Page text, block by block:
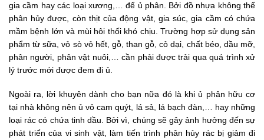
gia cầm hay các loại xương,… để ủ phân. Bởi đồ nhựa không thể
phân hủy được, còn thịt của động vật, gia súc, gia cầm có chứa
mầm bệnh lớn và mùi hôi thối khó chịu. Trường hợp sử dụng sản
phẩm từ sữa, vỏ sò vỏ hết, gỗ, than gỗ, cỏ dại, chất béo, dầu mỡ,
phân người, phân vật nuôi,… cần phải được trải qua quá trình xử
lý trước mới được đem đi ủ.
Ngoài ra, lời khuyên dành cho bạn nữa đó là khi ủ phân hữu cơ
tại nhà không nên ủ vỏ cam quýt, lá sả, lá bạch đàn,… hay những
loại rác có chứa tinh dầu. Bởi vì, chúng sẽ gây ảnh hưởng đến sự
phát triển của vi sinh vật, làm tiến trình phân hủy rác bị giảm đi